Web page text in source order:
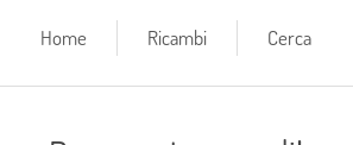
Home Ricambi Cerca